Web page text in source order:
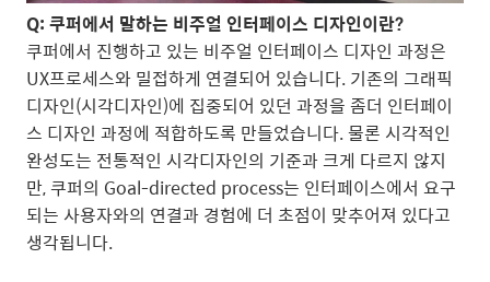
Q: 쿠퍼에서 말하는 비주얼 인터페이스 디자인이란?
쿠퍼에서 진행하고 있는 비주얼 인터페이스 디자인 과정은
UX프로세스와 밀접하게 연결되어 있습니다. 기존의 그래픽
디자인(시각디자인)에 집중되어 있던 과정을 좀더 인터페이
스 디자인 과정에 적합하도록 만들었습니다. 물론 시각적인
완성도는 전통적인 시각디자인의 기준과 크게 다르지 않지
만, 쿠퍼의 Goal-directed process는 인터페이스에서 요구
되는 사용자와의 연결과 경험에 더 초점이 맞추어져 있다고
생각됩니다.